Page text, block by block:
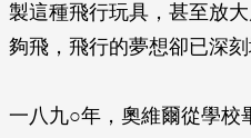
製這種飛行玩具，甚至放
夠飛，飛行的夢想卻已深刻
一八九○年，奧維爾從學校